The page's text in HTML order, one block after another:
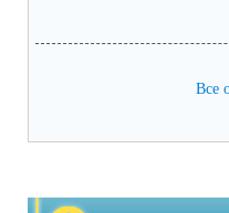
·           Табель
за 9 класс,
итоговые)
государственного
результативное
Все